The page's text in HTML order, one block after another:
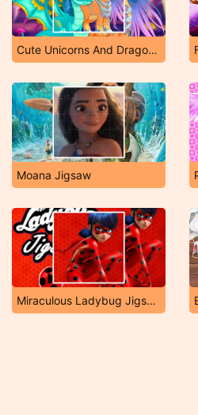
Cute Unicorns And Dragons Puzzle
Moana Jigsaw
Miraculous Ladybug Jigsaw